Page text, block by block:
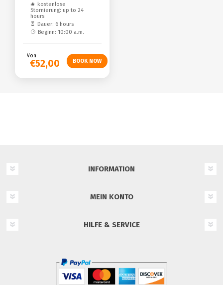
kostenlose
Stornierung: up to 24
hours
Dauer: 6 hours
Beginn: 10:00 a.m.
Von
€52,00
INFORMATION
MEIN KONTO
HILFE & SERVICE